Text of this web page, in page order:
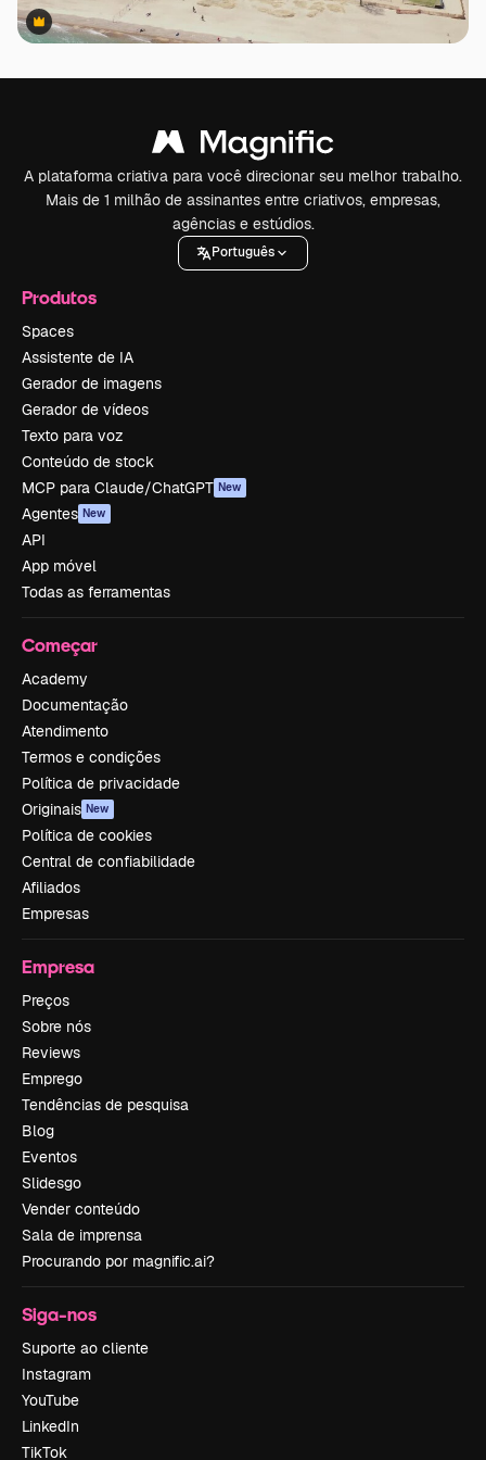
Premium
Premium
A plataforma criativa para você direcionar seu melhor trabalho.
Mais de 1 milhão de assinantes entre criativos, empresas,
agências e estúdios.
Português
Produtos
Spaces
Assistente de IA
Gerador de imagens
Gerador de vídeos
Texto para voz
Conteúdo de stock
MCP para Claude/ChatGPT New
Agentes New
API
App móvel
Todas as ferramentas
Começar
Academy
Documentação
Atendimento
Termos e condições
Política de privacidade
Originais New
Política de cookies
Central de confiabilidade
Afiliados
Empresas
Empresa
Preços
Sobre nós
Reviews
Emprego
Tendências de pesquisa
Blog
Eventos
Slidesgo
Vender conteúdo
Sala de imprensa
Procurando por magnific.ai?
Siga-nos
Suporte ao cliente
Instagram
YouTube
LinkedIn
TikTok